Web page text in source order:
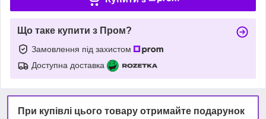
Що таке купити з Пром?
Замовлення під захистом
Доступна доставка
При купівлі цього товару отримайте подарунок